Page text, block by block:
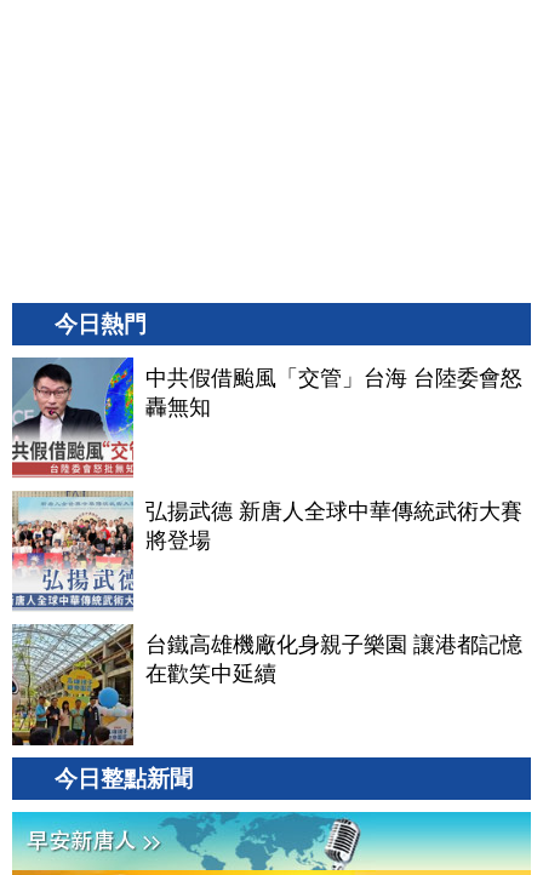
今日熱門
中共假借颱風「交管」台海 台陸委會怒
轟無知
弘揚武德 新唐人全球中華傳統武術大賽
將登場
台鐵高雄機廠化身親子樂園 讓港都記憶
在歡笑中延續
今日整點新聞